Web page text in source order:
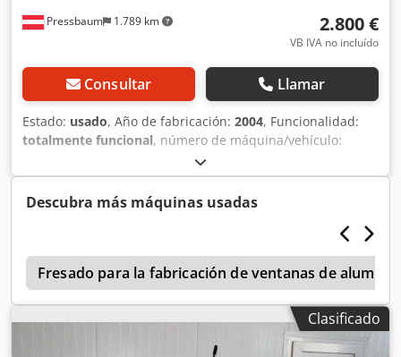
Pressbaum 1.789 km 2.800 €
VB IVA no incluído
Consultar Llamar
Estado: usado, Año de fabricación: 2004, Funcionalidad:
totalmente funcional, número de máquina/vehículo:
, Descripción Para el
mecanizado de perfiles de PVC y aluminio, especialmente
indicado para la fabricación de marcos de ventanas y
puertas Tipo: Atornillador estacionario / unidad de
alimentación de tornillos Campo de aplicación: Atornillado
de refuerzos en perfiles plásticos Dkodpjxxy R Dofx Ahkor
Año de fabricación: 04/2004 Funciones: Alimentación
automática de tornillos Unidad de avance con desconexión
automática de profundidad Activación por pedal para un
trabajo ergonómico Control neumático integrado para un
diseño compacto Tolva de acero inoxidable para una larga
Descubra más máquinas usadas
Fresado para la fabricación de ventanas de aluminio
Clasificado